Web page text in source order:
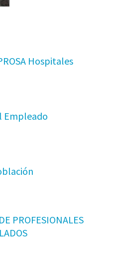
Hospitales
Empleado
PROFESIONALES